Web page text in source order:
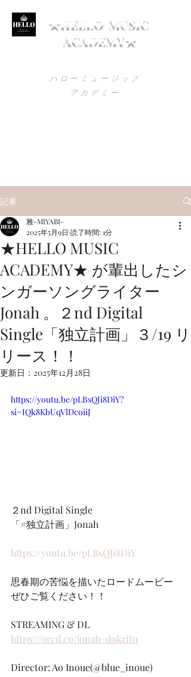
★HELLO MUSIC
ACADEMY★
ハローミュージック
アカデミー
記事
★HELLO MUSIC
ACADEMY★ が輩出したシ
ンガーソングライター
Jonah 。２nd Digital
Single「独立計画」３/19 リ
リース！！
雅-MIYABI-
2025年5月9日 読了時間: 1分
更新日： 2025年12月28日
https://youtu.be/pLBsQJi8DiY?
si=IQk8KbUqVlDcoiiJ
２nd Digital Single
「#独立計画」Jonah
https://youtu.be/pLBsQJi8DiY
思春期の苦悩を描いたロードムービー
ぜひご覧ください！！
STREAMING & DL
https://orcd.co/jonah-dokritu
Director: Ao Inoue(@blue_inoue)